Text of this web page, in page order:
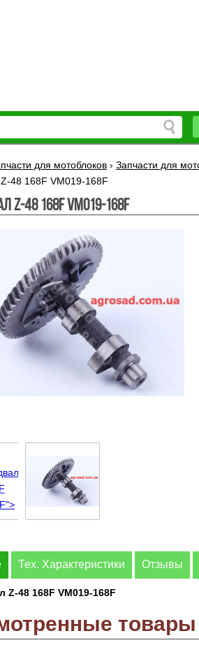
для мотоблоков › Запчасти для
48 168F VM019-168F
Z-48 168F VM019-168F
Тех. Характеристики Отзывы
Z-48 168F VM019-168F
товары